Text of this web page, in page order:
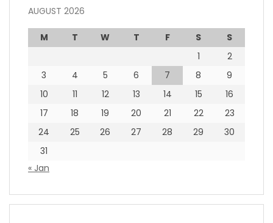
AUGUST 2026
M T W T F S
S
1
2
3
4 5 6 7 8
9
10
11 12 13 14 15
16
17
18 19 20 21 22
23
24
25 26 27 28 29
30
31
« Jan